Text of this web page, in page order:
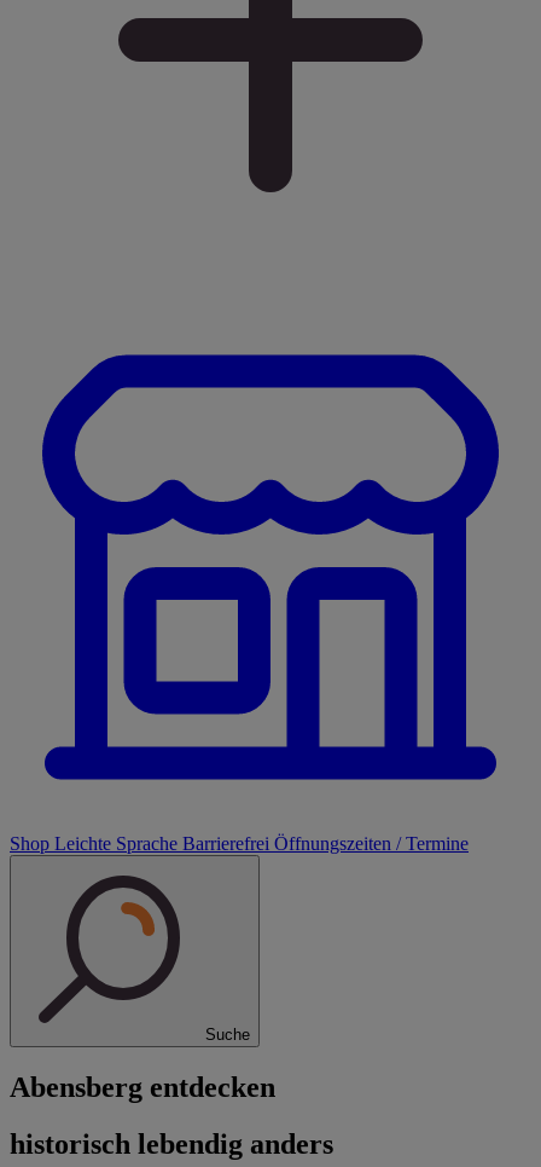
Shop Leichte Sprache Barrierefrei Öffnungszeiten / Termine
Suche
Abensberg entdecken
historisch lebendig anders